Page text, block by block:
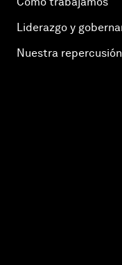
Liderazgo y
Nuestra repercusión